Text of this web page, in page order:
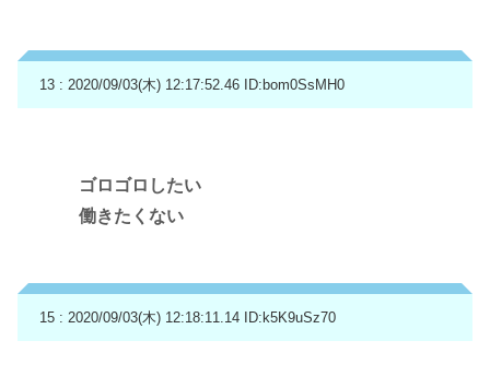
13 : 2020/09/03(木) 12:17:52.46 ID:bom0SsMH0
ゴロゴロしたい
働きたくない
15 : 2020/09/03(木) 12:18:11.14 ID:k5K9uSz70